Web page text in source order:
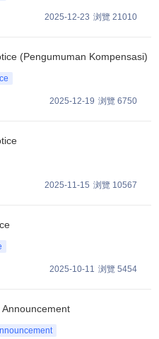
浏覽 21010
2025-12-23
(Pengumuman Kompensasi)
浏覽 6750
2025-12-19
浏覽 10567
2025-11-15
浏覽 5454
2025-10-11